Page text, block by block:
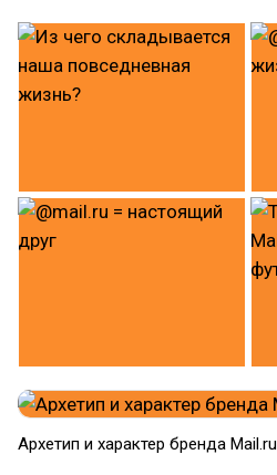
Архетип и характер бренда Mail.ru